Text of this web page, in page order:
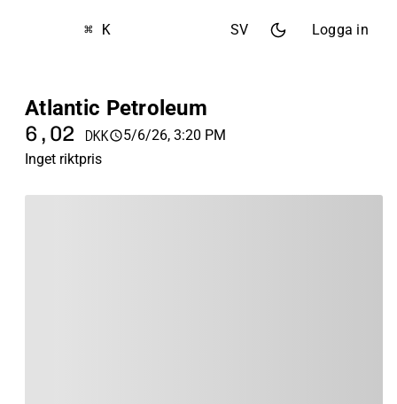
⌘ K SV Logga in
Atlantic Petroleum
6,02 DKK
5/6/26, 3:20 PM
Inget riktpris